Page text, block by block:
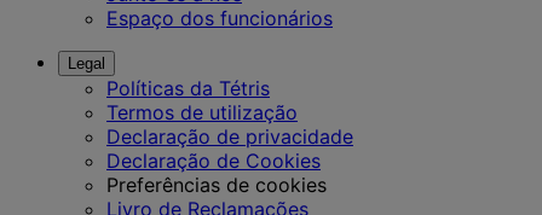
Espaço dos funcionários
Legal
Políticas da Tétris
Termos de utilização
Declaração de privacidade
Declaração de Cookies
Preferências de cookies
Livro de Reclamações